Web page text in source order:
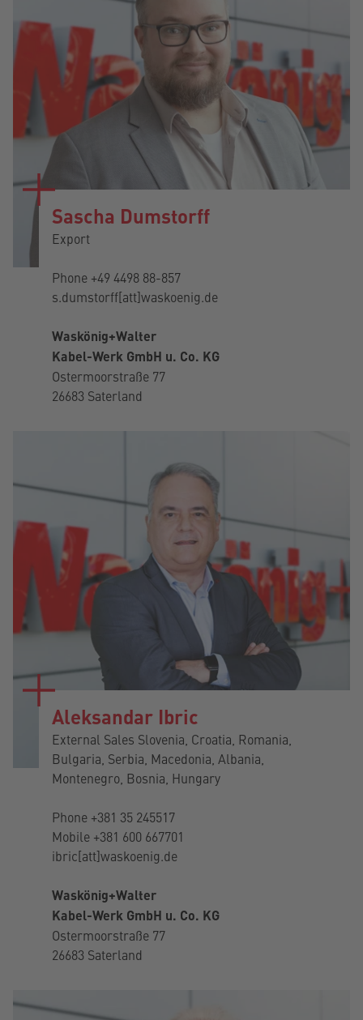
Sascha Dumstorff
Export
Phone +49 4498 88-857
s.dumstorff[att]waskoenig.de
Waskönig+Walter
Kabel-Werk GmbH u. Co. KG
Ostermoorstraße 77
26683 Saterland
Aleksandar Ibric
External Sales Slovenia, Croatia, Romania,
Bulgaria, Serbia, Macedonia, Albania,
Montenegro, Bosnia, Hungary
Phone +381 35 245517
Mobile +381 600 667701
ibric[att]waskoenig.de
Waskönig+Walter
Kabel-Werk GmbH u. Co. KG
Ostermoorstraße 77
26683 Saterland